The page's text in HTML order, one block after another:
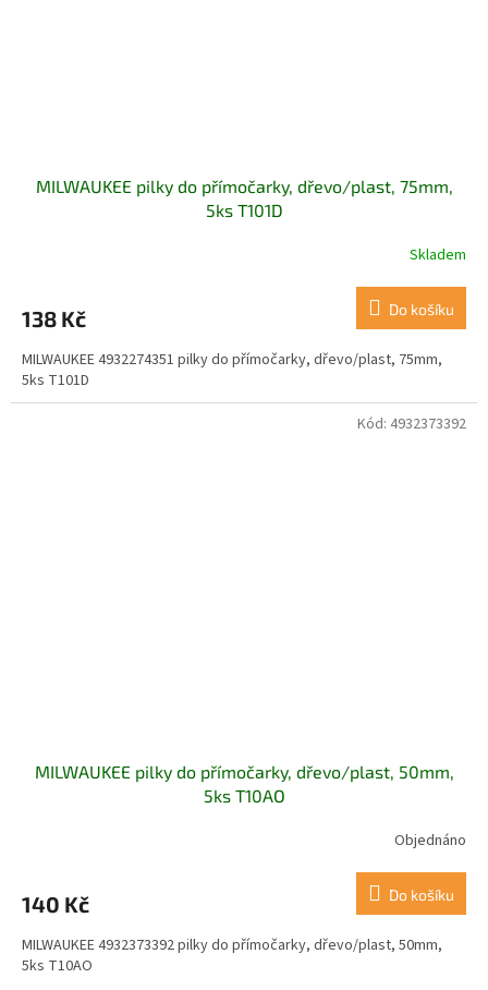
MILWAUKEE pilky do přímočarky, dřevo/plast, 75mm,
5ks T101D
Skladem
138 Kč Do košíku
MILWAUKEE 4932274351 pilky do přímočarky, dřevo/plast, 75mm,
5ks T101D
MILWAUKEE pilky do přímočarky, dřevo/plast, 50mm,
5ks T10AO
Objednáno
140 Kč Do košíku
MILWAUKEE 4932373392 pilky do přímočarky, dřevo/plast, 50mm,
5ks T10AO
Kód: 4932373392